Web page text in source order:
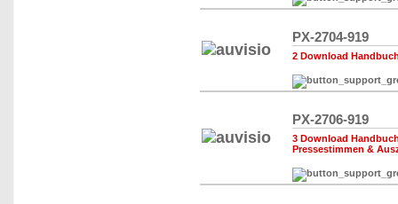
PX-2704-919
2 Download
PX-2706-919
3 Download
Pressestimmen &